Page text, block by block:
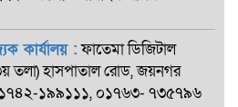
কার্যালয় :ফাতেমা ডিজিটাল
তলা) হাসপাতাল রোড, জয়নগর
১৯৯১১১, ০১৭৬৩- ৭৩৫৭৯৬